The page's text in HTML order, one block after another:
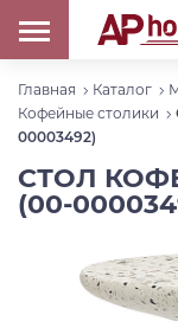
Главная Каталог
Кофейные столики
00003492)
СТОЛ
(00-